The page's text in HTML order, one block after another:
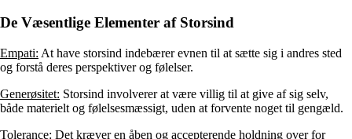
De Væsentlige Elementer af Storsind
Empati: At have storsind indebærer evnen til at sætte sig i andres sted
og forstå deres perspektiver og følelser.
Generøsitet: Storsind involverer at være villig til at give af sig selv,
både materielt og følelsesmæssigt, uden at forvente noget til gengæld.
Tolerance: Det kræver en åben og accepterende holdning over for